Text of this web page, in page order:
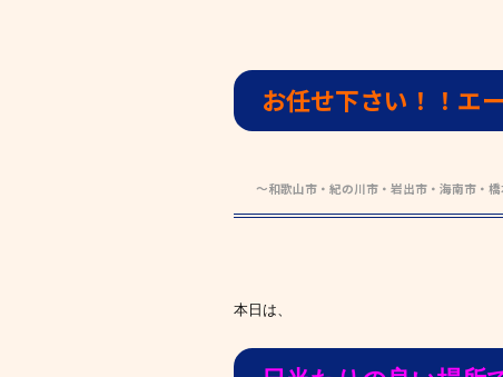
お任せ下さい！！エ
～和歌山市・紀の川市・岩出市・海南市・
本日は、